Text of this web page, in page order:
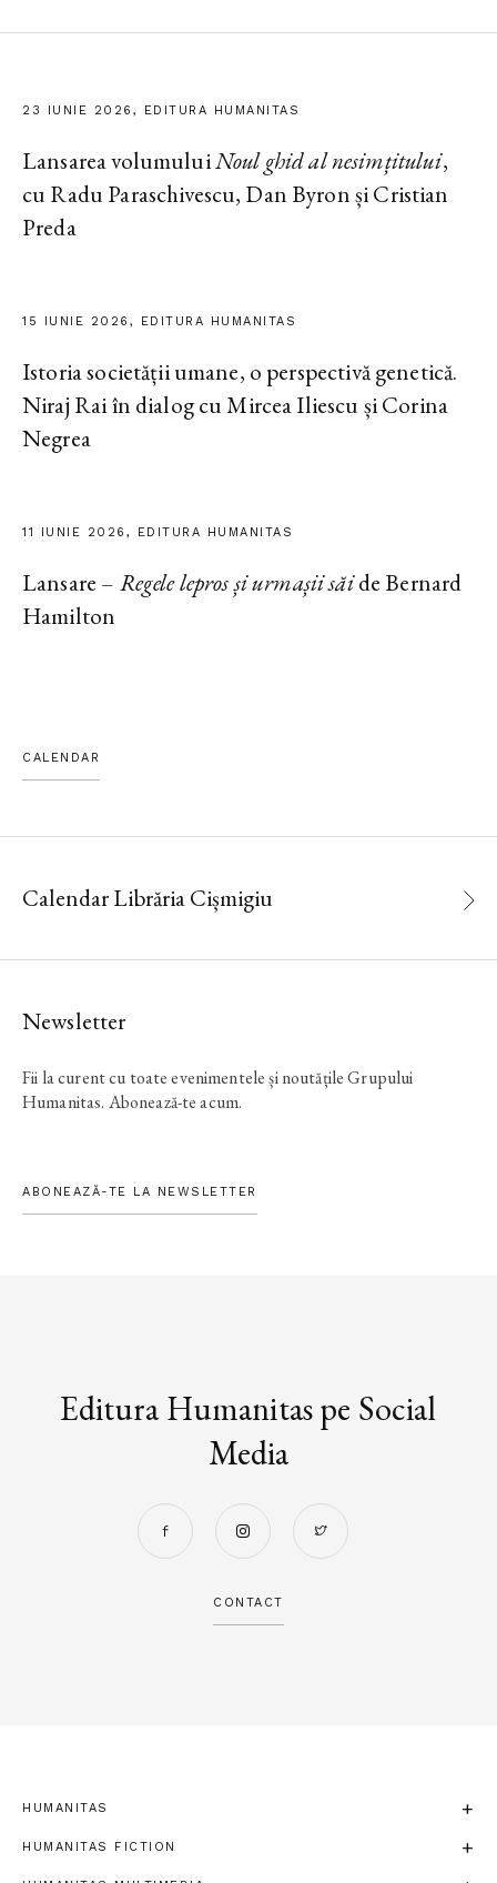
23 IUNIE 2026, EDITURA HUMANITAS
Lansarea volumuluiNoul ghid al nesimțitului,
cu Radu Paraschivescu, Dan Byron și Cristian
Preda
15 IUNIE 2026, EDITURA HUMANITAS
Istoria societății umane, o perspectivă genetică.
Niraj Rai în dialog cu Mircea Iliescu și Corina
Negrea
11 IUNIE 2026, EDITURA HUMANITAS
Lansare – Regele lepros și urmașii săide Bernard
Hamilton
CALENDAR
Calendar Librăria Cișmigiu
Newsletter
Fii la curent cu toate evenimentele și noutățile Grupului
Humanitas. Abonează-te acum.
ABONEAZĂ-TE LA NEWSLETTER
Editura Humanitas pe Social
Media
CONTACT
HUMANITAS
HUMANITAS FICTION